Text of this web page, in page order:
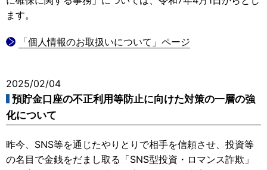
ます。
「個人情報のお取扱いについて」ページ
2025/02/04
預貯金口座の不正利用等防止に向けた対策の一層の強
化について
昨今、SNS等を通じたやりとりで相手を信頼させ、投資等
の名目で金銭をだまし取る「SNS型投資・ロマンス詐欺」